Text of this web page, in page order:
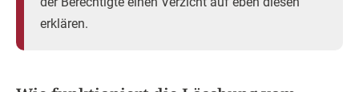
erklären.